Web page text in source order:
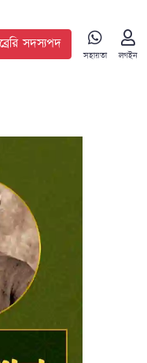
সদস্যপদ
সহায়তা লগইন